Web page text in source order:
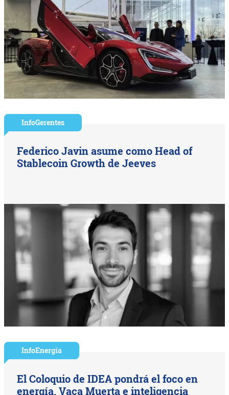
InfoGerentes
Federico Javin asume como Head of
Stablecoin Growth de Jeeves
InfoEnergía
El Coloquio de IDEA pondrá el foco en
energía, Vaca Muerta e inteligencia